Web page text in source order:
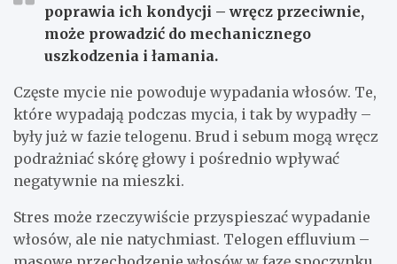
poprawia ich kondycji – wręcz przeciwnie,
może prowadzić do mechanicznego
uszkodzenia i łamania.
Częste mycie nie powoduje wypadania włosów. Te,
które wypadają podczas mycia, i tak by wypadły –
były już w fazie telogenu. Brud i sebum mogą wręcz
podrażniać skórę głowy i pośrednio wpływać
negatywnie na mieszki.
Stres może rzeczywiście przyspieszać wypadanie
włosów, ale nie natychmiast. Telogen effluvium –